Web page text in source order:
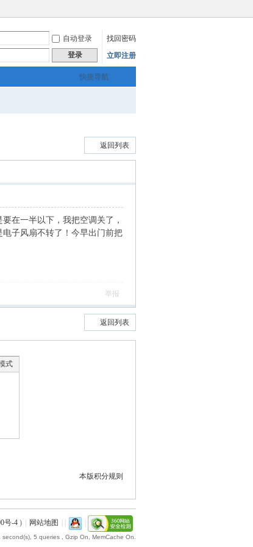
自动登录
找回密码
登录 立即注册
快捷导航
返回列表
在一半以下，我把空调关了，
子风扇不转了！今早出门前把
举报
返回列表
式
本版积分规则
号-4 ) 网站地图
5 queries , Gzip On, MemCache On.